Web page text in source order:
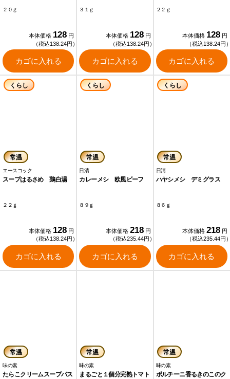
２０ｇ
本体価格 128 円
（税込138.24円）
カゴに入れる
３１ｇ
本体価格 128 円
（税込138.24円）
カゴに入れる
２２ｇ
本体価格 128 円
（税込138.24円
カゴに入れる
くらし
常温
エースコック
スープはるさめ 鶏白湯
２２ｇ
本体価格 128 円
（税込138.24円）
カゴに入れる
くらし
常温
日清
カレーメシ 欧風ビーフ
８９ｇ
本体価格 218 円
（税込235.44円）
カゴに入れる
くらし
常温
日清
ハヤシメシ デミグラス
８６ｇ
本体価格 218 円
（税込235.44円
カゴに入れる
常温
味の素
たらこクリームスープパス
常温
味の素
まるごと１個分完熟トマト
常温
味の素
ポルチーニ香るきのこのク